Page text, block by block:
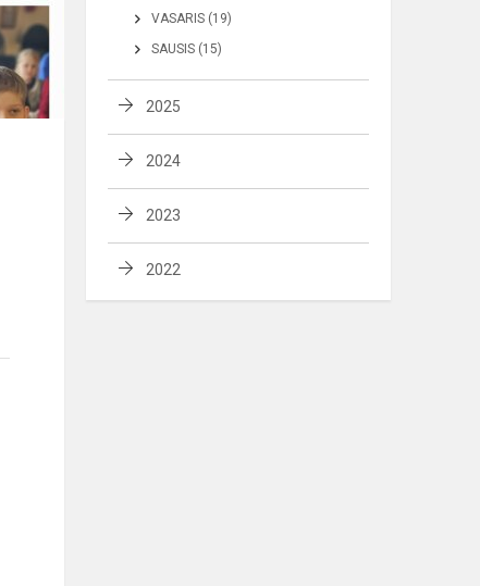
VASARIS (19)
SAUSIS (15)
2025
2024
2023
2022